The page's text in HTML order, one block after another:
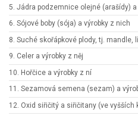
5. Jádra podzemnice olejné (arašídy)
6. Sójové boby (sója) a výrobky z nich
8. Suché skořápkové plody, tj. mandle,
9. Celer a výrobky z něj
10. Hořčice a výrobky z ní
11. Sezamová semena (sezam) a
12. Oxid siřičitý a siřičitany (ve vyšších